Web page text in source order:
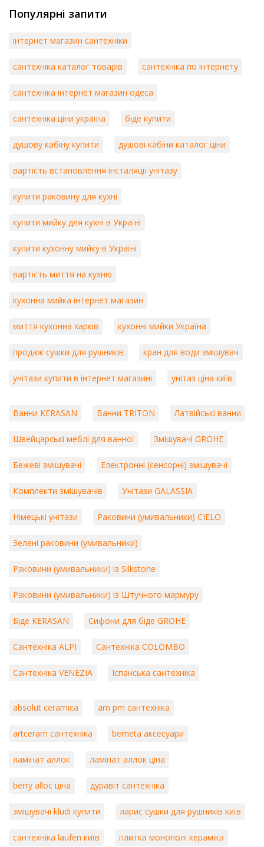
Популярні запити
інтернет магазин сантехніки
сантехніка каталог товарів сантехніка по інтернету
сантехніка інтернет магазин одеса
сантехніка ціни україна біде купити
душову кабіну купити душові кабіни каталог ціни
вартість встановлення інсталяції унітазу
купити раковину для кухні
купити мийку для кухні в Україні
купити кухонну мийку в Україні
вартість миття на кухню
кухонна мийка інтернет магазин
миття кухонна харків кухонні мийки Україна
продаж сушки для рушників кран для води змішувач
унітази купити в інтернет магазині унітаз ціна київ
Ванни KERASAN Ванни TRITON Латвійські ванни
Швейцарські меблі для ванної Змішувачі GROHE
Бежеві змішувачі Електронні (сенсорні) змішувачі
Комплекти змішувачів Унітази GALASSIA
Німецькі унітази Раковини (умивальники) CIELO
Зелені раковини (умивальники)
Раковини (умивальники) із Silkstone
Раковини (умивальники) із Штучного мармуру
Біде KERASAN Сифони для біде GROHE
Сантехніка ALPI Сантехніка COLOMBO
Сантехніка VENEZIA Іспанська сантехніка
absolut ceramica am pm сантехніка
artceram сантехніка bemeta аксесуари
ламінат аллок ламінат аллок ціна
berry alloc ціна дуравіт сантехніка
змішувачі kludi купити ларис сушки для рушників київ
сантехніка laufen київ плитка монополі кераміка